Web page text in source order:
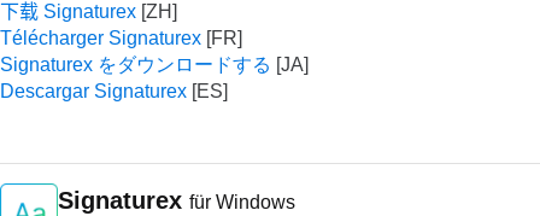
下载 Signaturex
Télécharger Signaturex
Signaturex をダウンロードする
Descargar Signaturex
Signaturex für Windows